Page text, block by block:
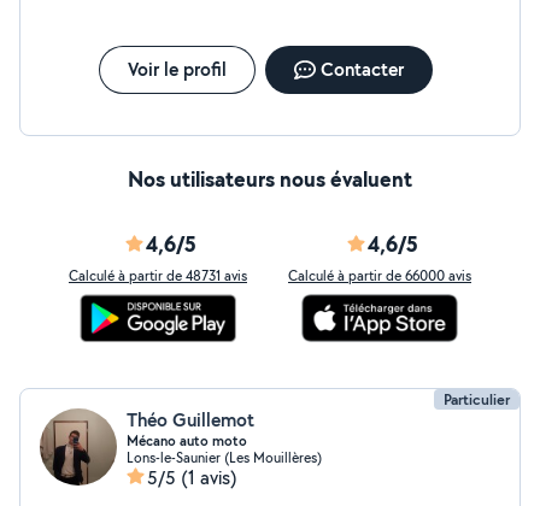
Voir le profil Contacter
Nos utilisateurs nous évaluent
4,6/5
Calculé à partir de 48731 avis
4,6/5
Calculé à partir de 66000 avis
Particulier
Théo Guillemot
Mécano auto moto
Lons-le-Saunier (Les Mouillères)
5/5 (1 avis)